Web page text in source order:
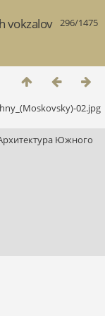
296/1475
vokzalov
Южного